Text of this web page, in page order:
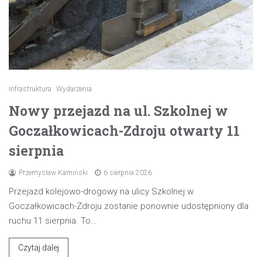
Infrastruktura Wydarzenia
Nowy przejazd na ul. Szkolnej w
Goczałkowicach-Zdroju otwarty 11
sierpnia
Przemysław Kamiński 6 sierpnia 2026
Przejazd kolejowo-drogowy na ulicy Szkolnej w
Goczałkowicach-Zdroju zostanie ponownie udostępniony dla
ruchu 11 sierpnia. To…
Czytaj dalej